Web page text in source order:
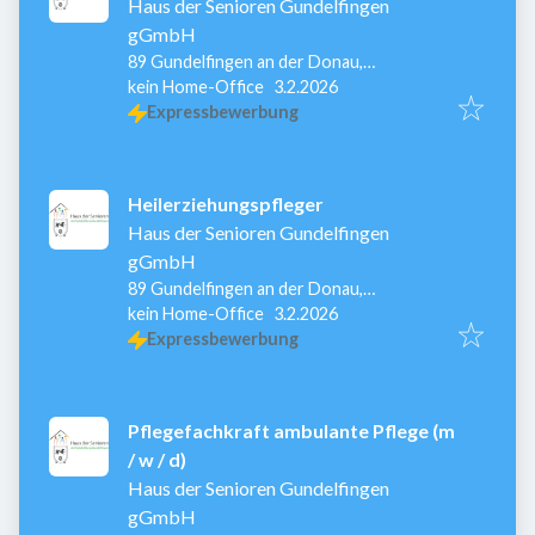
Haus der Senioren Gundelfingen
gGmbH
89 Gundelfingen an der Donau,
Deutschland
kein Home-Office Veröffentlicht
3.2.2026
Expressbewerbung
Heilerziehungspfleger
Haus der Senioren Gundelfingen
gGmbH
89 Gundelfingen an der Donau,
Deutschland
kein Home-Office Veröffentlicht
3.2.2026
Expressbewerbung
Pflegefachkraft ambulante Pflege (m
/ w / d)
Haus der Senioren Gundelfingen
gGmbH